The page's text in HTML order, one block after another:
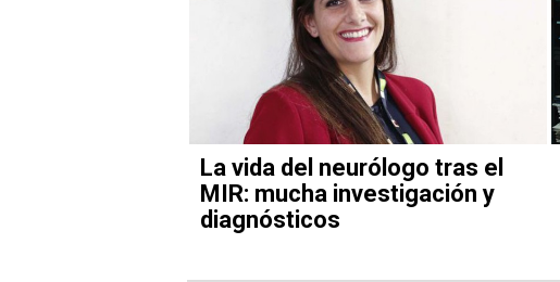
La vida del neurólogo tras el
MIR: mucha investigación y
diagnósticos